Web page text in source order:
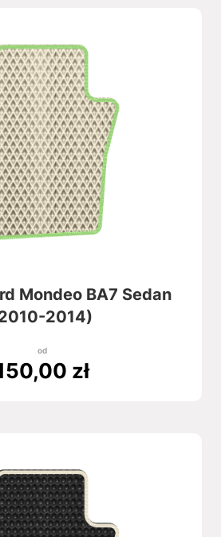
Mondeo BA7 Sedan
2014)
od
zł